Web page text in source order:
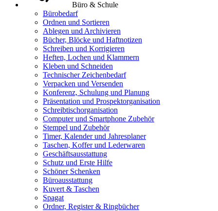
Büro & Schule
Bürobedarf
Ordnen und Sortieren
Ablegen und Archivieren
Bücher, Blöcke und Haftnotizen
Schreiben und Korrigieren
Heften, Lochen und Klammern
Kleben und Schneiden
Technischer Zeichenbedarf
Verpacken und Versenden
Konferenz, Schulung und Planung
Präsentation und Prospektorganisation
Schreibtischorganisation
Computer und Smartphone Zubehör
Stempel und Zubehör
Timer, Kalender und Jahresplaner
Taschen, Koffer und Lederwaren
Geschäftsausstattung
Schutz und Erste Hilfe
Schöner Schenken
Büroausstattung
Kuvert & Taschen
Spagat
Ordner, Register & Ringbücher